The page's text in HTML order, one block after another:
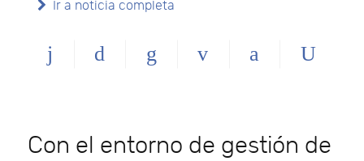
Ir a noticia completa
Con el entorno de gestión de